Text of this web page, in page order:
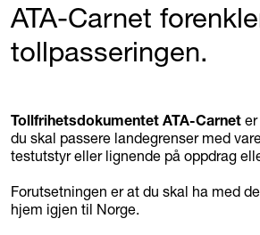
ATA-Carnet
tollpasseringen.
Tollfrihetsdokumentet ATA-Carnet
du skal passere landegrenser med
testutstyr eller lignende på oppdrag
Forutsetningen er at du skal ha med
hjem igjen til Norge.